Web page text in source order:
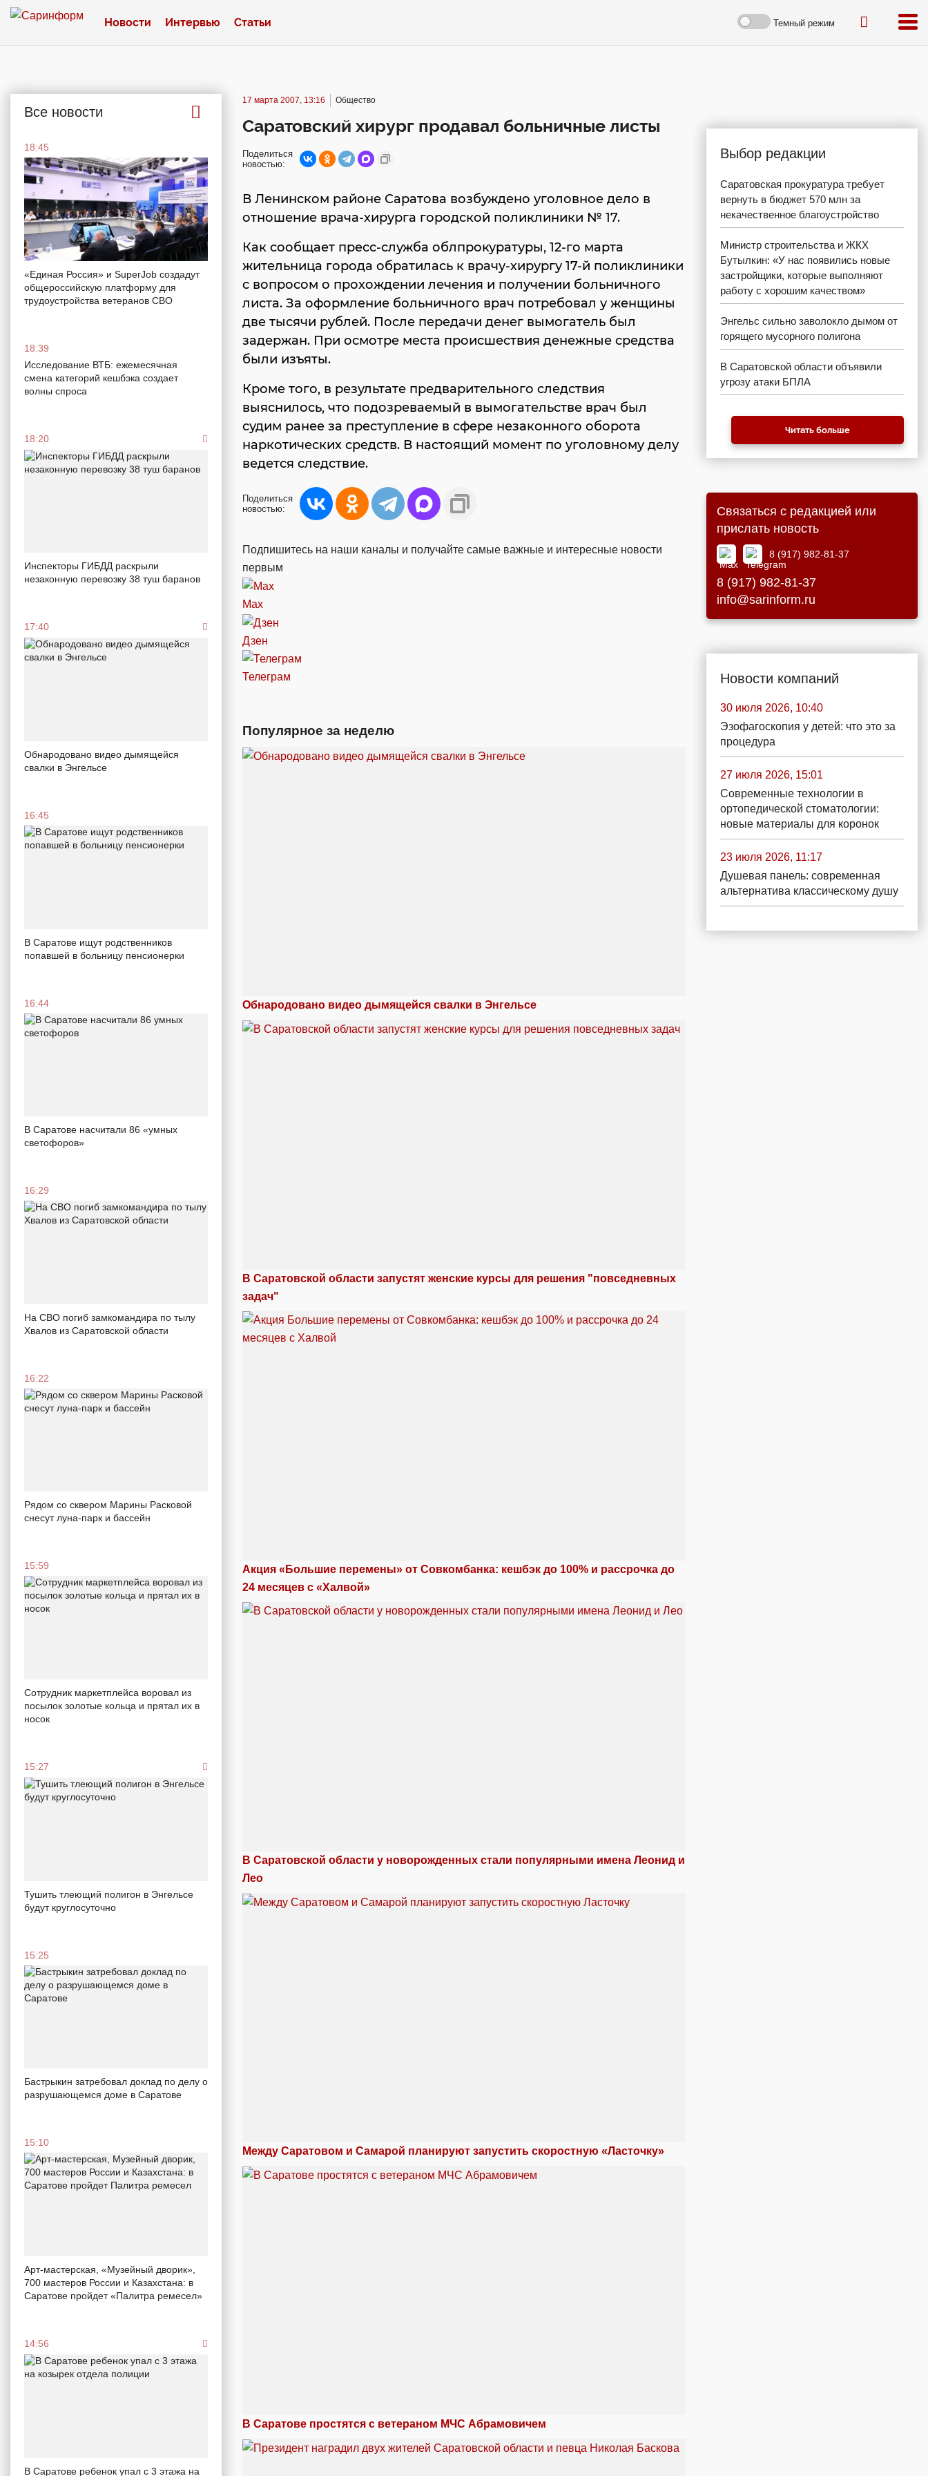
Новости Интервью Статьи Темный режим
Все новости
18:45
«Единая Россия» и SuperJob создадут
общероссийскую платформу для
трудоустройства ветеранов СВО
18:39
Исследование ВТБ: ежемесячная
смена категорий кешбэка создает
волны спроса
18:20
Инспекторы ГИБДД раскрыли
незаконную перевозку 38 туш баранов
17:40
Обнародовано видео дымящейся
свалки в Энгельсе
16:45
В Саратове ищут родственников
попавшей в больницу пенсионерки
16:44
В Саратове насчитали 86 «умных
светофоров»
16:29
На СВО погиб замкомандира по тылу
Хвалов из Саратовской области
16:22
Рядом со сквером Марины Расковой
снесут луна-парк и бассейн
15:59
Сотрудник маркетплейса воровал из
посылок золотые кольца и прятал их в
носок
15:27
Тушить тлеющий полигон в Энгельсе
будут круглосуточно
15:25
Бастрыкин затребовал доклад по делу о
разрушающемся доме в Саратове
15:10
Арт-мастерская, «Музейный дворик»,
700 мастеров России и Казахстана: в
Саратове пройдет «Палитра ремесел»
14:56
В Саратове ребенок упал с 3 этажа на
17 марта 2007, 13:16 Общество
Саратовский хирург продавал больничные листы
Поделиться
новостью:
В Ленинском районе Саратова возбуждено уголовное дело в
отношение врача-хирурга городской поликлиники № 17.
Как сообщает пресс-служба облпрокуратуры, 12-го марта
жительница города обратилась к врачу-хирургу 17-й поликлиники
с вопросом о прохождении лечения и получении больничного
листа. За оформление больничного врач потребовал у женщины
две тысячи рублей. После передачи денег вымогатель был
задержан. При осмотре места происшествия денежные средства
были изъяты.
Кроме того, в результате предварительного следствия
выяснилось, что подозреваемый в вымогательстве врач был
судим ранее за преступление в сфере незаконного оборота
наркотических средств. В настоящий момент по уголовному делу
ведется следствие.
Поделиться
новостью:
Подпишитесь на наши каналы и получайте самые важные и интересные новости
первым
Max
Дзен
Телеграм
Популярное за неделю
Обнародовано видео дымящейся свалки в Энгельсе
В Саратовской области запустят женские курсы для решения "повседневных
задач"
Акция «Большие перемены» от Совкомбанка: кешбэк до 100% и рассрочка до
24 месяцев с «Халвой»
В Саратовской области у новорожденных стали популярными имена Леонид и
Лео
Между Саратовом и Самарой планируют запустить скоростную «Ласточку»
В Саратове простятся с ветераном МЧС Абрамовичем
Выбор редакции
Саратовская прокуратура требует
вернуть в бюджет 570 млн за
некачественное благоустройство
Министр строительства и ЖКХ
Бутылкин: «У нас появились новые
застройщики, которые выполняют
работу с хорошим качеством»
Энгельс сильно заволокло дымом от
горящего мусорного полигона
В Саратовской области объявили
угрозу атаки БПЛА
Читать больше
Связаться с редакцией или
прислать новость
8 (917) 982-81-37
8 (917) 982-81-37
info@sarinform.ru
Новости компаний
30 июля 2026, 10:40
Эзофагоскопия у детей: что это за
процедура
27 июля 2026, 15:01
Современные технологии в
ортопедической стоматологии:
новые материалы для коронок
23 июля 2026, 11:17
Душевая панель: современная
альтернатива классическому душу